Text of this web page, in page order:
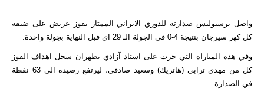
واصل برسبوليس صدارته للدوري الايراني الممتاز بفوز عريض على ضيفه
كل كهر سيرجان بنتيجة 4-0 في الجولة الـ 29 اي قبل النهاية بجولة واحدة.
وفي هذه المباراة التي جرت على استاد آزادي بطهران سجل اهداف الفوز
كل من مهدي ترابي (هاتريك) وسعيد صادقي، ليرتفع رصيده الى 63 نقطة
في الصدارة.